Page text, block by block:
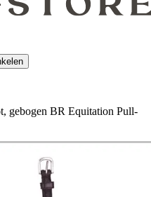
gebogen BR Equitation Pull-